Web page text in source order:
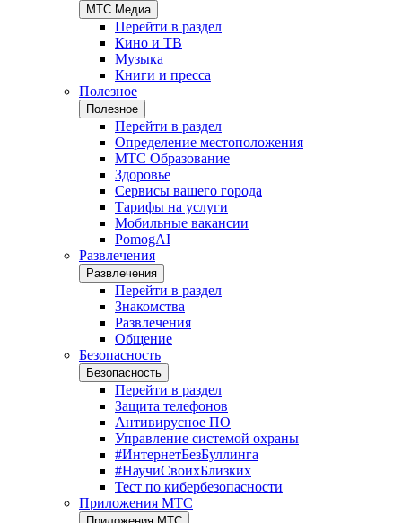
МТС Медиа
Перейти в раздел
Кино и ТВ
Музыка
Книги и пресса
Полезное
Полезное
Перейти в раздел
Определение местоположения
МТС Образование
Здоровье
Сервисы вашего города
Тарифы на услуги
Мобильные вакансии
PomogAI
Развлечения
Развлечения
Перейти в раздел
Знакомства
Развлечения
Общение
Безопасность
Безопасность
Перейти в раздел
Защита телефонов
Антивирусное ПО
Управление системой охраны
#ИнтернетБезБуллинга
#НаучиСвоихБлизких
Тест по кибербезопасности
Приложения МТС